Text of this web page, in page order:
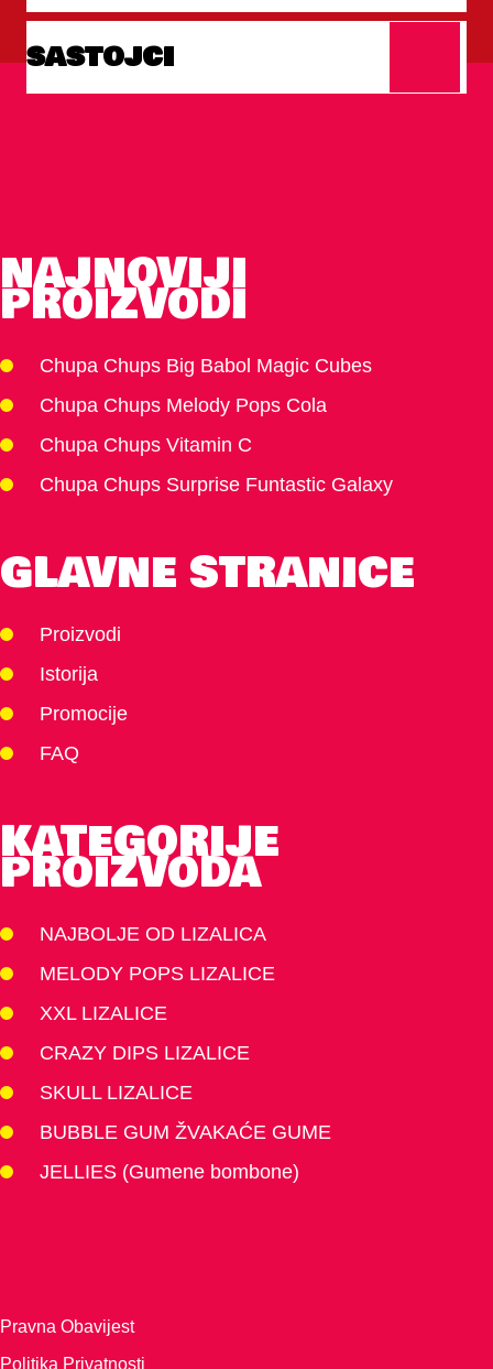
SASTOJCI
NAJNOVIJI
PROIZVODI
Chupa Chups Big Babol Magic Cubes
Chupa Chups Melody Pops Cola
Chupa Chups Vitamin C
Chupa Chups Surprise Funtastic Galaxy
GLAVNE STRANICE
Proizvodi
Istorija
Promocije
FAQ
KATEGORIJE
PROIZVODA
NAJBOLJE OD LIZALICA
MELODY POPS LIZALICE
XXL LIZALICE
CRAZY DIPS LIZALICE
SKULL LIZALICE
BUBBLE GUM ŽVAKAĆE GUME
JELLIES (Gumene bombone)
Pravna Obavijest
Politika Privatnosti